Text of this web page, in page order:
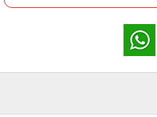
اللطيف قائد المنطقة
إلى أن حماة الاتجاه
على الاستعداد